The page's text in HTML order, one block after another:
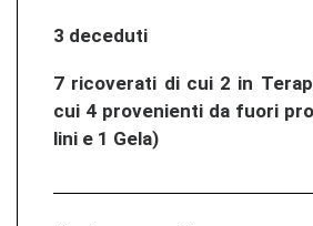
3 de­ceduti
7 ri­co­ve­ra­ti di cui 2 in
cui 4 pro­ve­nien­ti da fuori
li­ni e 1 Gela)